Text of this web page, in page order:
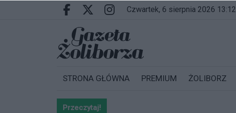
Przejdź do głównych treści
Przejdź do wyszukiwarki
Przejdź do głównego menu
Facebook.com
X.comInstagram.com
czwartek, 6 sierpnia 2026 13:12
STRONA GŁÓWNA PREMIUM ŻOLIBORZ
Przeczytaj!